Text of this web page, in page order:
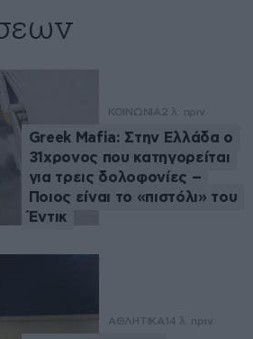
ΚΟΙΝΩΝΙΑ2 λ. πριν
Greek Mafia: Στην Ελλάδα ο
31χρονος που κατηγορείται
για τρεις δολοφονίες –
Ποιος είναι το «πιστόλι» του
Έντικ
ΑΘΛΗΤΙΚΑ 14 λ. πριν